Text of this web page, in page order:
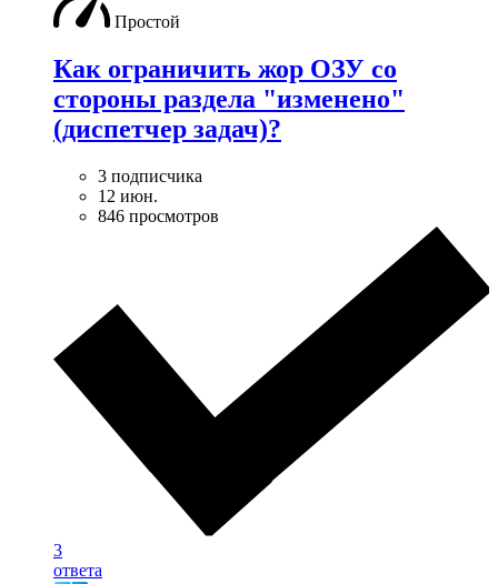
Простой
Как ограничить жор ОЗУ со
стороны раздела "изменено"
(диспетчер задач)?
3 подписчика
12 июн.
846 просмотров
3
ответа